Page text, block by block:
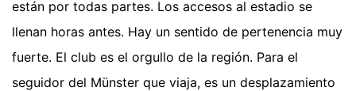
están por todas partes. Los accesos al estadio se
llenan horas antes. Hay un sentido de pertenencia muy
fuerte. El club es el orgullo de la región. Para el
seguidor del Münster que viaja, es un desplazamiento